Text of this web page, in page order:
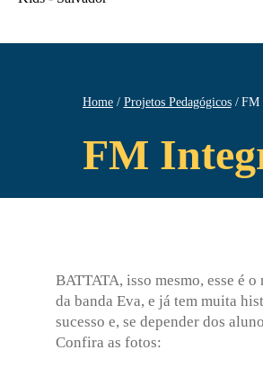
Home Projetos Pedagógicos FM
FM
BATTATA, isso mesmo, esse é
da banda Eva, e já tem muita
sucesso e, se depender dos
Confira as fotos: